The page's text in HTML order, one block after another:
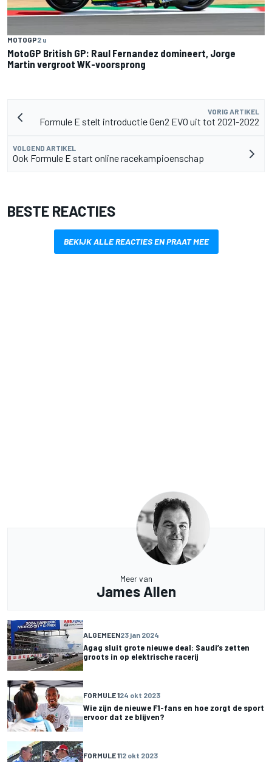
MOTOGP2 u
MotoGP British GP: Raul Fernandez domineert, Jorge
Martin vergroot WK-voorsprong
VORIG ARTIKEL
Formule E stelt introductie Gen2 EVO uit tot 2021-2022
VOLGEND ARTIKEL
Ook Formule E start online racekampioenschap
BESTE REACTIES
BEKIJK ALLE REACTIES EN PRAAT MEE
Meer van
James Allen
ALGEMEEN23 jan 2024
Agag sluit grote nieuwe deal: Saudi’s zetten
groots in op elektrische racerij
FORMULE 124 okt 2023
Wie zijn de nieuwe F1-fans en hoe zorgt de sport
ervoor dat ze blijven?
FORMULE 112 okt 2023